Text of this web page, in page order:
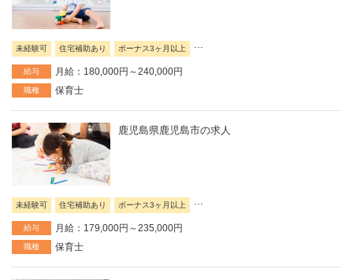
未経験可 住宅補助あり ボーナス3ヶ月以上 ...
給与 月給：180,000円～240,000円
職種 保育士
鹿児島県鹿児島市の求人
未経験可 住宅補助あり ボーナス3ヶ月以上 ...
給与 月給：179,000円～235,000円
職種 保育士